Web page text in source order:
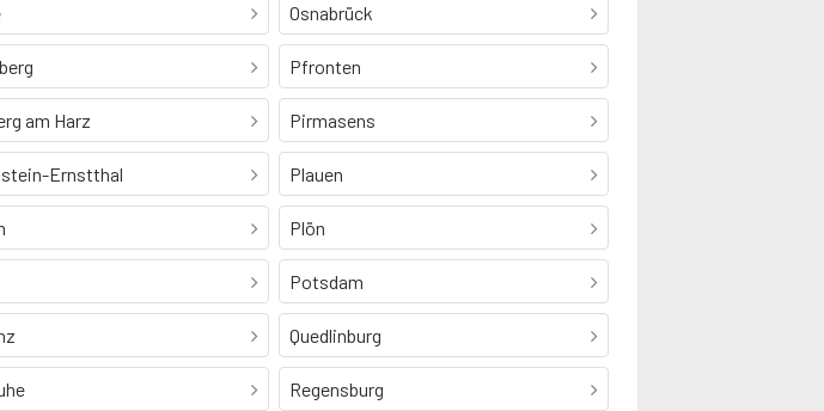
am Harz
Ernstthal
Osnabrück
Pfronten
Pirmasens
Plauen
Plön
Potsdam
Quedlinburg
Regensburg